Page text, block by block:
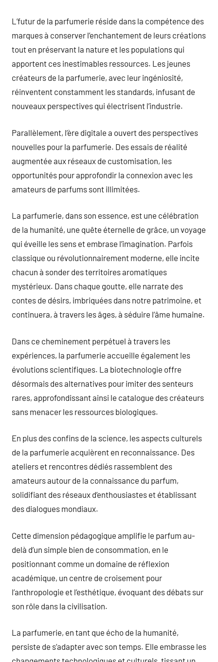
L’futur de la parfumerie réside dans la compétence des
marques à conserver l’enchantement de leurs créations
tout en préservant la nature et les populations qui
apportent ces inestimables ressources. Les jeunes
créateurs de la parfumerie, avec leur ingéniosité,
réinventent constamment les standards, infusant de
nouveaux perspectives qui électrisent l’industrie.
Parallèlement, l’ère digitale a ouvert des perspectives
nouvelles pour la parfumerie. Des essais de réalité
augmentée aux réseaux de customisation, les
opportunités pour approfondir la connexion avec les
amateurs de parfums sont illimitées.
La parfumerie, dans son essence, est une célébration
de la humanité, une quête éternelle de grâce, un voyage
qui éveille les sens et embrase l’imagination. Parfois
classique ou révolutionnairement moderne, elle incite
chacun à sonder des territoires aromatiques
mystérieux. Dans chaque goutte, elle narrate des
contes de désirs, imbriquées dans notre patrimoine, et
continuera, à travers les âges, à séduire l’âme humaine.
Dans ce cheminement perpétuel à travers les
expériences, la parfumerie accueille également les
évolutions scientifiques. La biotechnologie offre
désormais des alternatives pour imiter des senteurs
rares, approfondissant ainsi le catalogue des créateurs
sans menacer les ressources biologiques.
En plus des confins de la science, les aspects culturels
de la parfumerie acquièrent en reconnaissance. Des
ateliers et rencontres dédiés rassemblent des
amateurs autour de la connaissance du parfum,
solidifiant des réseaux d’enthousiastes et établissant
des dialogues mondiaux.
Cette dimension pédagogique amplifie le parfum au-
delà d’un simple bien de consommation, en le
positionnant comme un domaine de réflexion
académique, un centre de croisement pour
l’anthropologie et l’esthétique, évoquant des débats sur
son rôle dans la civilisation.
La parfumerie, en tant que écho de la humanité,
persiste de s’adapter avec son temps. Elle embrasse les